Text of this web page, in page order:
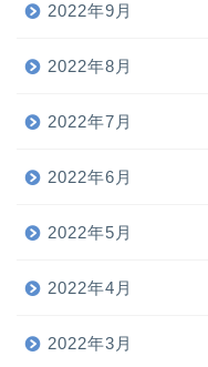
2022年9月
2022年8月
2022年7月
2022年6月
2022年5月
2022年4月
2022年3月